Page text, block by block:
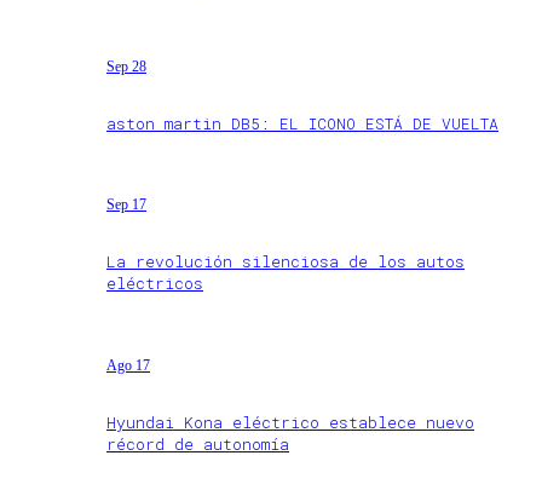
Sep 28
aston martin DB5: EL ICONO ESTÁ DE VUELTA
Sep 17
La revolución silenciosa de los autos
eléctricos
Ago 17
Hyundai Kona eléctrico establece nuevo
récord de autonomía